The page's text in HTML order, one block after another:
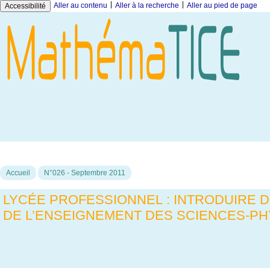
Accessibilité Aller au contenu Aller à la recherche Aller au pied de page
Accueil N°026 - Septembre 2011
LYCÉE PROFESSIONNEL : INTRODUIRE
DE L’ENSEIGNEMENT DES SCIENCES-